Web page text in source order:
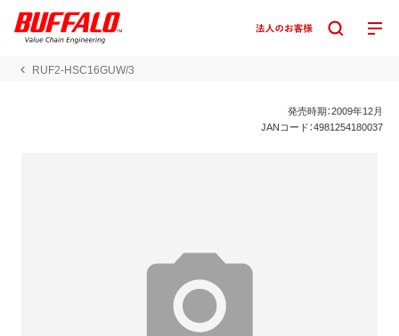
RUF2-HSC16GUW/3
発売時期：2009年12月
JANコード：4981254180037